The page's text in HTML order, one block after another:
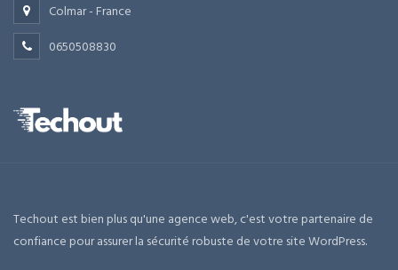
Colmar - France
0650508830
Techout est bien plus qu'une agence web, c'est votre partenaire de
confiance pour assurer la sécurité robuste de votre site WordPress.